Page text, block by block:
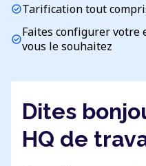
check_circleTarification tout
check_circleFaites configurer votre
vous le souhaitez
Dites
HQ de